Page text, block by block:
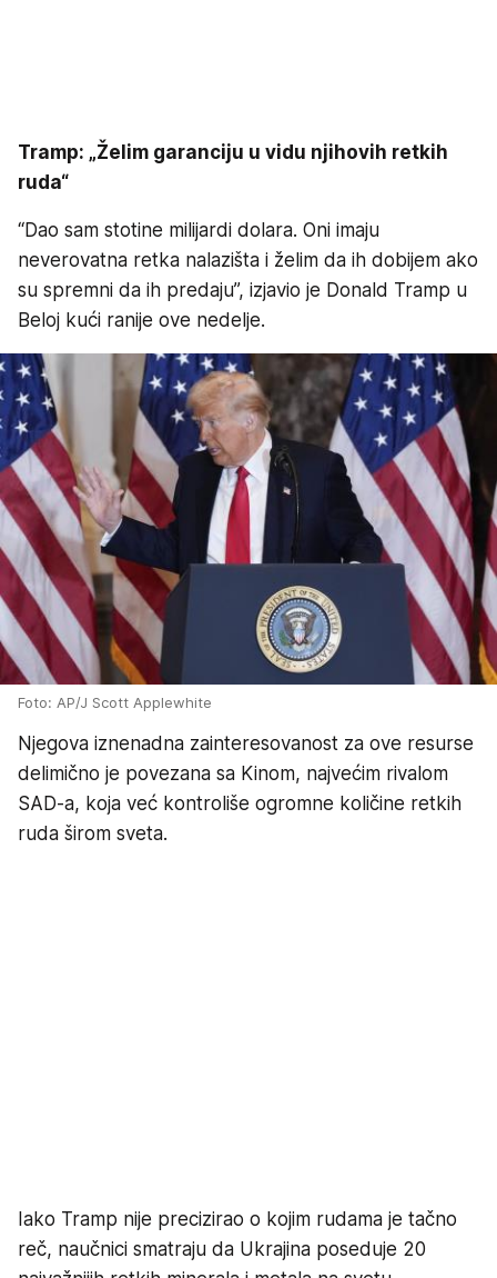
Tramp: „Želim garanciju u vidu njihovih retkih
ruda“
“Dao sam stotine milijardi dolara. Oni imaju
neverovatna retka nalazišta i želim da ih dobijem ako
su spremni da ih predaju”, izjavio je Donald Tramp u
Beloj kući ranije ove nedelje.
Foto: AP/J Scott Applewhite
Njegova iznenadna zainteresovanost za ove resurse
delimično je povezana sa Kinom, najvećim rivalom
SAD-a, koja već kontroliše ogromne količine retkih
ruda širom sveta.
Iako Tramp nije precizirao o kojim rudama je tačno
reč, naučnici smatraju da Ukrajina poseduje 20